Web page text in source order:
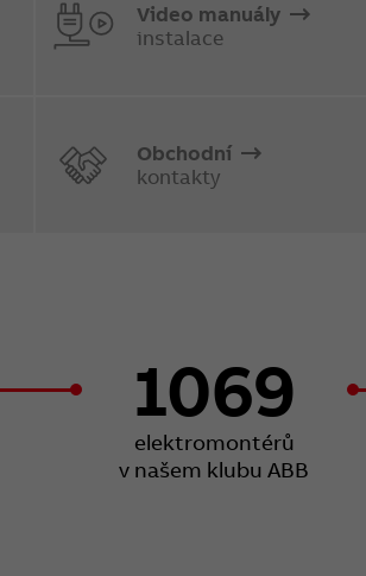
Video manuály
instalace
Obchodní
kontakty
1069
elektromontérů
v našem klubu ABB